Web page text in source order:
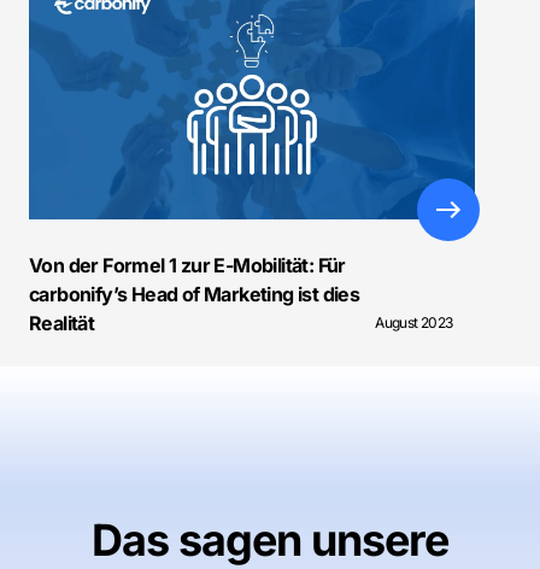
Von der Formel 1 zur E-Mobilität: Für
carbonify’s Head of Marketing ist dies
Realität
August 2023
Das sagen unsere